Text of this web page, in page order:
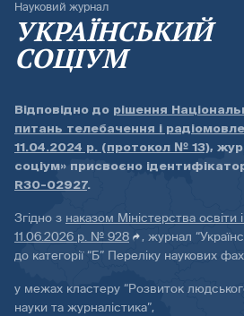
Науковий журнал
УКРАЇНСЬКИЙ
СОЦІУМ
Відповідно до рішення
питань телебачення і
11.04.2024 р. (протокол № 13),
соціум» присвоєно
R30-02927.
Згідно з наказом Міністерства освіти
11.06.2026 р. № 928
, журнал
до категорії “Б” Переліку наукових
у межах кластеру “Розвиток
науки та журналістика”,